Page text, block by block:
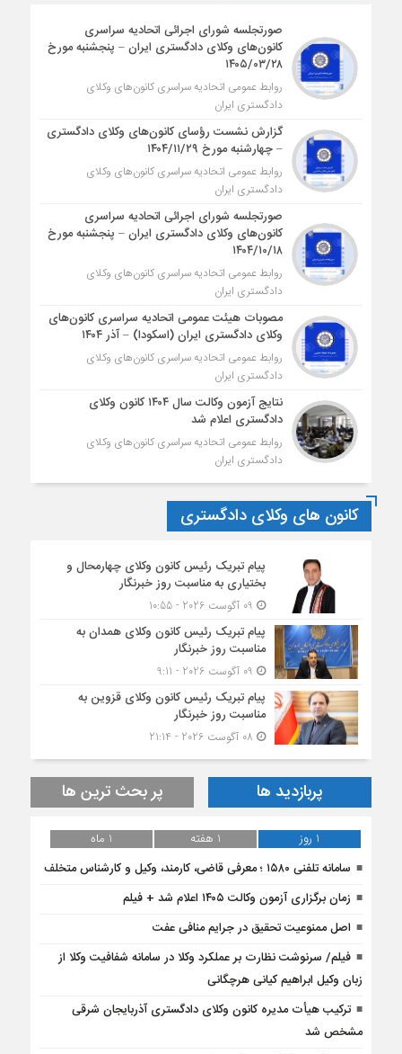
صورتجلسه شورای اجرائی اتحادیه سراسری
کانون‌های وکلای دادگستری ایران – پنجشنبه مورخ
۱۴۰۵/۰۳/۲۸
روابط عمومی اتحادیه سراسری کانون‌های وکلای
دادگستری ایران
گزارش نشست رؤسای کانون‌های وکلای دادگستری
– چهارشنبه مورخ ۱۴۰۴/۱۱/۲۹
روابط عمومی اتحادیه سراسری کانون‌های وکلای
دادگستری ایران
صورتجلسه شورای اجرائی اتحادیه سراسری
کانون‌های وکلای دادگستری ایران – پنجشنبه مورخ
۱۴۰۴/۱۰/۱۸
روابط عمومی اتحادیه سراسری کانون‌های وکلای
دادگستری ایران
مصوبات هیئت عمومی اتحادیه سراسری کانون‌های
وکلای دادگستری ایران (اسکودا) – آذر ۱۴۰۴
روابط عمومی اتحادیه سراسری کانون‌های وکلای
دادگستری ایران
نتایج آزمون وکالت سال ۱۴۰۴ کانون وکلای
دادگستری اعلام شد
روابط عمومی اتحادیه سراسری کانون‌های وکلای
دادگستری ایران
کانون های وکلای دادگستری
پیام تبریک رئیس کانون وکلای چهارمحال و
بختیاری به مناسبت روز خبرنگار
پیام تبریک رئیس کانون وکلای همدان به
مناسبت روز خبرنگار
پیام تبریک رئیس کانون وکلای قزوین به
مناسبت روز خبرنگار
پربازدید ها پر بحث ترین ها
1 روز 1 هفته 1 ماه
سامانه تلفنی ۱۵۸۰ ؛ معرفی قاضی، کارمند، وکیل و کارشناس متخلف
زمان برگزاری آزمون وکالت ۱۴۰۵ اعلام شد + فیلم
اصل ممنوعیت تحقیق در جرایم منافی عفت
فیلم/ سرنوشت نظارت بر عملکرد وکلا در سامانه شفافیت وکلا از
زبان وکیل ابراهیم کیانی هرچگانی
ترکیب هیأت مدیره کانون وکلای دادگستری آذربایجان شرقی
مشخص شد